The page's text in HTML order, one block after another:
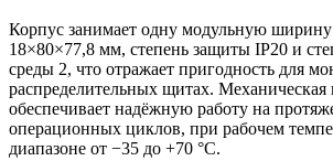
Корпус занимает одну модульную
18×80×77,8 мм, степень защиты IP20 и
среды 2, что отражает пригодность для
распределительных щитах. Механическая
обеспечивает надёжную работу на
операционных циклов, при рабочем
диапазоне от −35 до +70 °C.